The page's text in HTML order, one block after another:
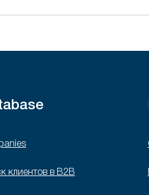
клиентов в B2B